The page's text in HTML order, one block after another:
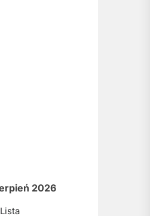
2026
Lista